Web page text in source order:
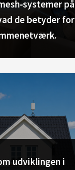
på
de betyder for
udviklingen i